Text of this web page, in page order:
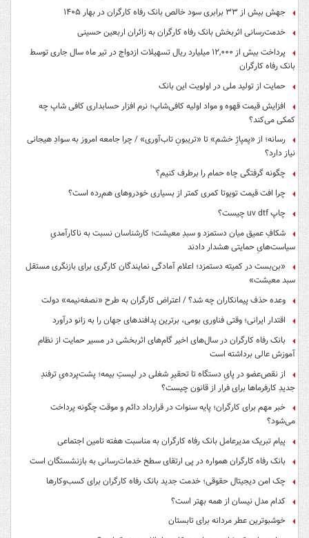
جهش بیش از ۳۳ برابری سود خالص بانک رفاه کارگران در بهار ۱۴۰۵
خدمت‌رسانی اثربخش بانک رفاه کارگران به زائران اربعین حسینی
پرداخت بیش از ۱۲,۰۰۰ میلیارد ریال تسهیلات ازدواج در تیر ماه سال جاری توسط
بانک رفاه کارگران
حمایت از تولید ملی در اولویت این بانک
افزایش قیمت قهوه و مواد اولیه کافی‌شاپ؛ نرم افزار حسابداری کافی شاپ چه
کمکی می‌کند؟
رسانه؛ از «پمپاژِ خشم» تا «تریبونِ تاب‌آوری» / چرا جامعه امروز به سوادِ هیجانی
نیاز دارد؟
چگونه گرفتگی چاه حمام را برطرف کنیم؟
چرا افت قیمت تویوتا کمری کمتر از بسیاری خودروهای هم‌رده است؟
چاپ uv dtf چیست؟
شکافِ عمیق میان دستمزد و سبدِ معیشت؛ کارشناسان نسبت به ناکارآمدیِ
سیاست‌هایِ حمایتی هشدار دادند
«بن‌بست در کمیته دستمزد؛ اعلام آمادگی نمایندگان کارگری برای بازنگری مستقل
سبد معیشت»
وعده حذف پیمانکاران چه شد؟ / اعتراض کارگران به طرح «نصفه‌نیمه» دولت
اقتدار ایرانی؛ وقتی فناوری بومی، برترین پدافندهای جهان را به زانو درآورد
بانک رفاه کارگران در سال‌های اخیر گام‌های اثربخشی در مسیر حمایت از نظام
آموزش عالی برداشته است
از نقص‌عضو در پایِ دستگاه تا تحقیرِ شغلی در لیستِ بیمه؛ پشت‌پرده‌یِ ترفندِ
جدیدِ کارفرماها برای فرار از قانون چیست؟
خبر مهم برای کارگران؛ پایه سنوات در قرارداد دائم و موقت چگونه پرداخت
می‌شود؟
پیام تبریک مدیرعامل بانک رفاه کارگران به مناسبت هفته تامین اجتماعی
بانک رفاه کارگران همواره در پی ارتقای سطح خدمات‌رسانی به بازنشستگان است
چک امن دیجیتال حقوقی؛ خدمت جدید بانک رفاه کارگران برای کسب‌وکارها
کدام مدل نیسان از همه بهتر است؟
خوشبوترین عطر مردانه برای تابستان